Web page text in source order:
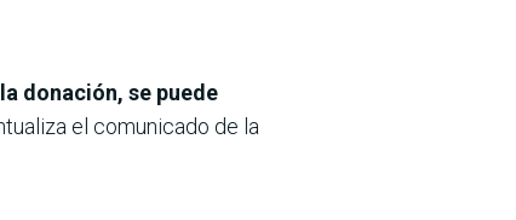
donación, se puede
el comunicado de la